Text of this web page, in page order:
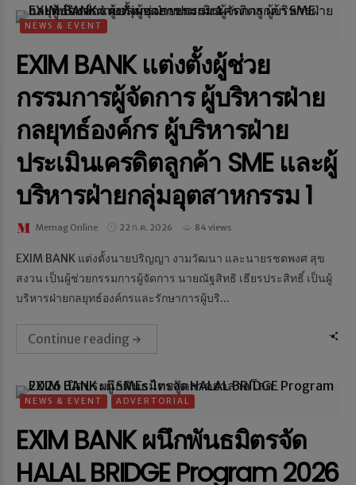
NEWS & EVENT
EXIM BANK แต่งตั้งผู้ช่วย
กรรมการผู้จัดการ ผู้บริหารฝ่าย
กลยุทธ์องค์กร ผู้บริหารฝ่าย
ประเมินเครดิตลูกค้า SME และผู้
บริหารฝ่ายกลุ่มอุตสาหกรรม 1
Memag Online 22 ก.ค. 2026 84 views
EXIM BANK แต่งตั้งนายปริญญา งามวัฒนา และนายรชตพงศ สุข
สงวน เป็นผู้ช่วยกรรมการผู้จัดการ นายณัฐสิทธิ เธียรประสิทธิ์ เป็นผู้
บริหารฝ่ายกลยุทธ์องค์กรและรักษาการผู้บริ...
Continue reading
NEWS & EVENT ADVERTORIAL
EXIM BANK ผนึกพันธมิตรจัด
HALAL BRIDGE Program 2026